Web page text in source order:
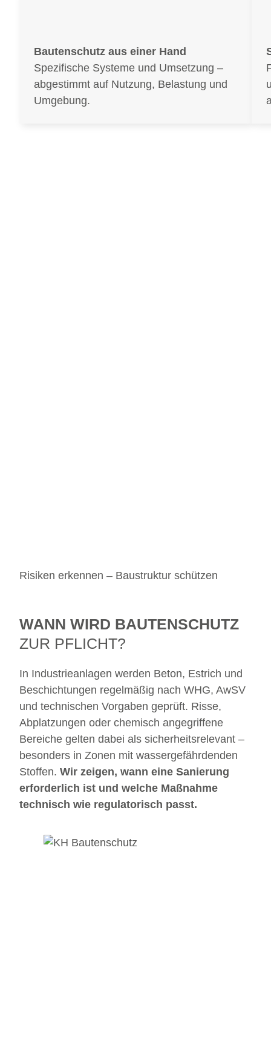
Bautenschutz aus einer Hand
Spezifische Systeme und Umsetzung –
abgestimmt auf Nutzung, Belastung und
Umgebung.
Risiken erkennen – Baustruktur schützen
WANN WIRD BAUTENSCHUTZ
ZUR PFLICHT?
In Industrieanlagen werden Beton, Estrich und
Beschichtungen regelmäßig nach WHG, AwSV
und technischen Vorgaben geprüft. Risse,
Abplatzungen oder chemisch angegriffene
Bereiche gelten dabei als sicherheitsrelevant –
besonders in Zonen mit wassergefährdenden
Stoffen. Wir zeigen, wann eine Sanierung
erforderlich ist und welche Maßnahme
technisch wie regulatorisch passt.